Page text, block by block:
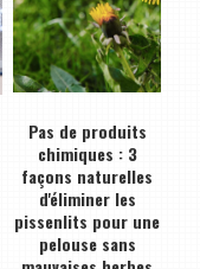
Pas de produits
chimiques : 3
façons naturelles
d'éliminer les
pissenlits pour une
pelouse sans